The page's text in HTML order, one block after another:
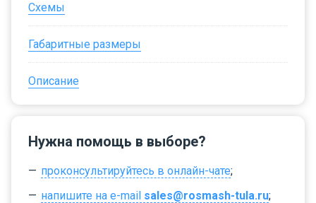
Схемы
Габаритные размеры
Описание
Нужна помощь в выборе?
проконсультируйтесь в онлайн-чате;
напишите на e-mail sales@rosmash-tula.ru;